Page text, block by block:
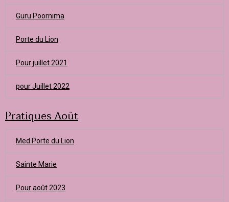
Guru Poornima
Porte du Lion
Pour juillet 2021
pour Juillet 2022
Pratiques Août
Med Porte du Lion
Sainte Marie
Pour août 2023